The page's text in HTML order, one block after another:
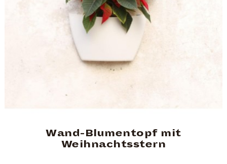
Wand-Blumentopf mit
Weihnachtsstern